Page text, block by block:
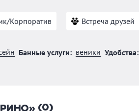
Корпоратив Встреча друзей
Банные услуги: веники Удобства:
(0)